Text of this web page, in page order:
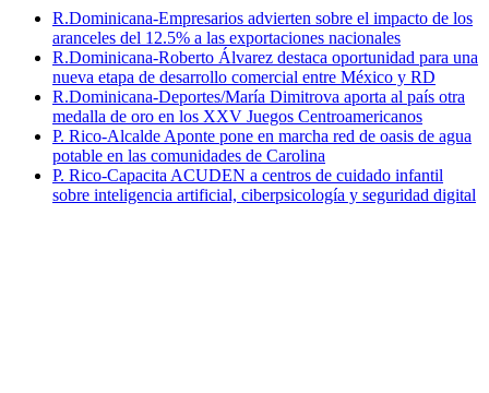
R.Dominicana-Empresarios advierten sobre el impacto de los
aranceles del 12.5% a las exportaciones nacionales
R.Dominicana-Roberto Álvarez destaca oportunidad para una
nueva etapa de desarrollo comercial entre México y RD
R.Dominicana-Deportes/María Dimitrova aporta al país otra
medalla de oro en los XXV Juegos Centroamericanos
P. Rico-Alcalde Aponte pone en marcha red de oasis de agua
potable en las comunidades de Carolina
P. Rico-Capacita ACUDEN a centros de cuidado infantil
sobre inteligencia artificial, ciberpsicología y seguridad digital